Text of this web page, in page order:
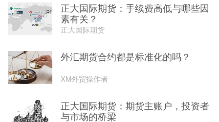
正大国际期货：手续费高低与哪些因
素有关？
正大国际期货
外汇期货合约都是标准化的吗？
XM外贸操作者
正大国际期货：期货主账户，投资者
与市场的桥梁